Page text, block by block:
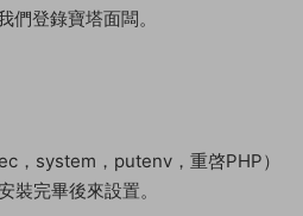
架設和局網架設方法一樣）
搜索《六福西遊尊享挂機版》下
載好了
管理工具，并且連接到自己的服